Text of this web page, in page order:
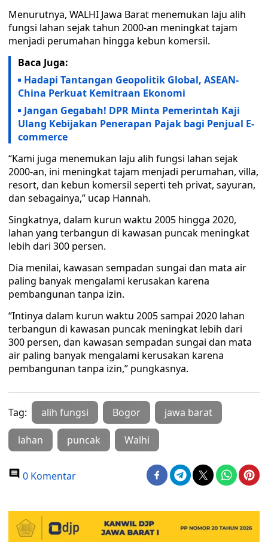
Menurutnya, WALHI Jawa Barat menemukan laju alih
fungsi lahan sejak tahun 2000-an meningkat tajam
menjadi perumahan hingga kebun komersil.
Baca Juga:
Hadapi Tantangan Geopolitik Global, ASEAN-
China Perkuat Kemitraan Ekonomi
Jangan Gegabah! DPR Minta Pemerintah Kaji
Ulang Kebijakan Penerapan Pajak bagi Penjual E-
commerce
“Kami juga menemukan laju alih fungsi lahan sejak
2000-an, ini meningkat tajam menjadi perumahan, villa,
resort, dan kebun komersil seperti teh privat, sayuran,
dan sebagainya,” ucap Hannah.
Singkatnya, dalam kurun waktu 2005 hingga 2020,
lahan yang terbangun di kawasan puncak meningkat
lebih dari 300 persen.
Dia menilai, kawasan sempadan sungai dan mata air
paling banyak mengalami kerusakan karena
pembangunan tanpa izin.
“Intinya dalam kurun waktu 2005 sampai 2020 lahan
terbangun di kawasan puncak meningkat lebih dari
300 persen, dan kawasan sempadan sungai dan mata
air paling banyak mengalami kerusakan karena
pembangunan tanpa izin,” pungkasnya.
Tag: alih fungsi Bogor jawa barat
lahan puncak Walhi
0 Komentar